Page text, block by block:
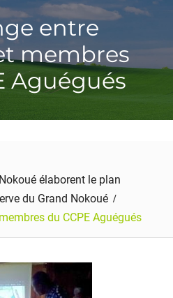
entre
membres
Aguégués
élaborent le plan
du Grand Nokoué
du CCPE Aguégués